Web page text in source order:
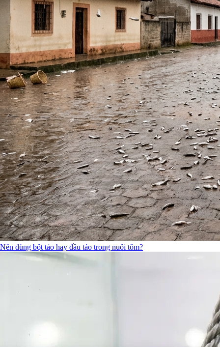
Nên dùng bột tảo hay dầu tảo trong nuôi tôm?